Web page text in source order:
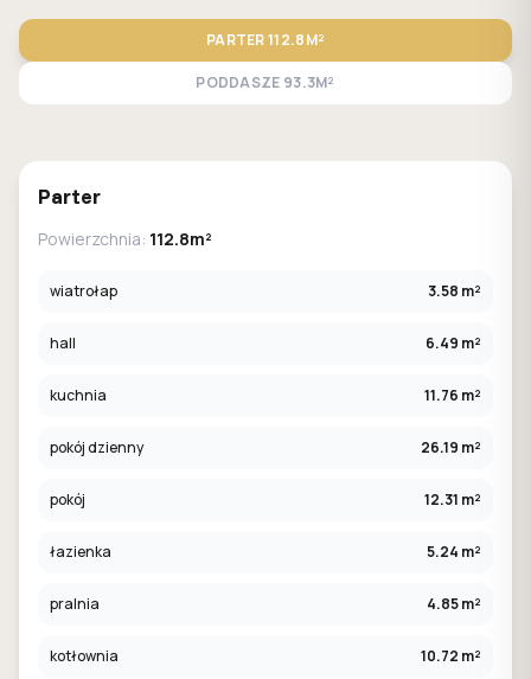
PARTER112.8M²
PODDASZE 93.3M²
Parter
Powierzchnia: 112.8m²
wiatrołap 3.58 m²
hall 6.49 m²
kuchnia 11.76 m²
pokój dzienny 26.19 m²
pokój 12.31 m²
łazienka 5.24 m²
pralnia 4.85 m²
kotłownia 10.72 m²